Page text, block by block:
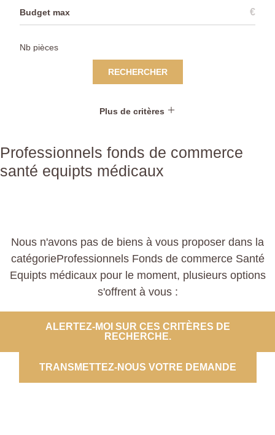
€
RECHERCHER
Plus de critères
Professionnels fonds de commerce
santé equipts médicaux
Nous n'avons pas de biens à vous proposer dans la
catégorieProfessionnels Fonds de commerce Santé
Equipts médicaux pour le moment, plusieurs options
s'offrent à vous :
ALERTEZ-MOI SUR CES CRITÈRES DE
RECHERCHE.
TRANSMETTEZ-NOUS VOTRE DEMANDE